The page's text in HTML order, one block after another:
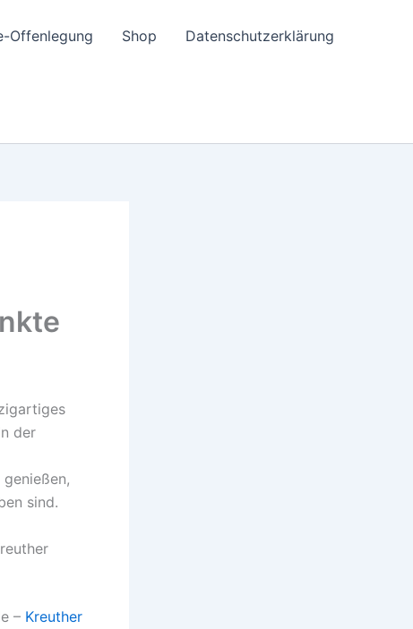
Offenlegung Shop Datenschutzerklärung
der
sind.
– Kreuther